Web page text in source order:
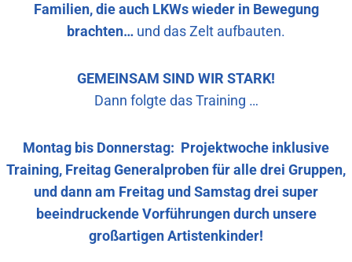
Familien, die auch LKWs wieder in Bewegung
brachten… und das Zelt aufbauten.
GEMEINSAM SIND WIR STARK!
Dann folgte das Training …
Montag bis Donnerstag: Projektwoche inklusive
Training, Freitag Generalproben für alle drei Gruppen,
und dann am Freitag und Samstag drei super
beeindruckende Vorführungen durch unsere
großartigen Artistenkinder!